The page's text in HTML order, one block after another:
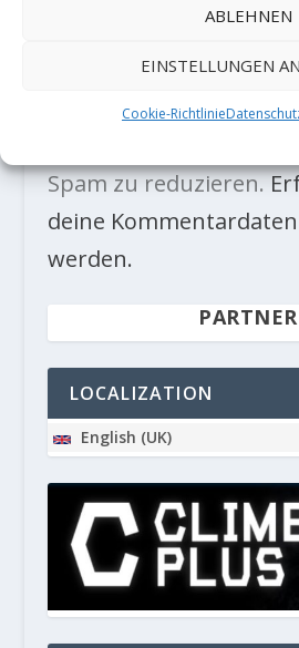
ABLEHNEN
EINSTELLUNGEN
Cookie-Richtlinie
Spam zu reduzieren.
deine
werden.
PARTNER
LOCALIZATION
English (UK)